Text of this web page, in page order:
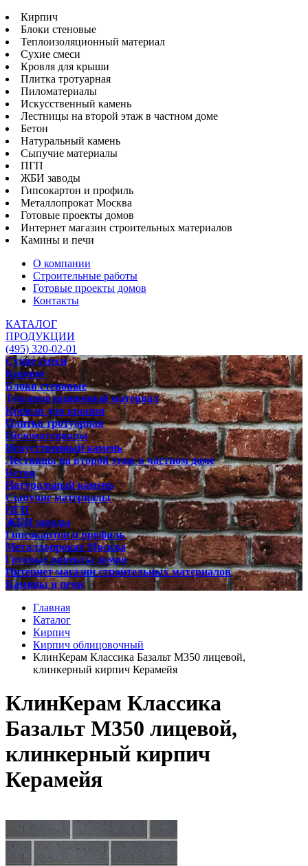
Кирпич
Блоки стеновые
Теплоизоляционный материал
Сухие смеси
Кровля для крыши
Плитка тротуарная
Пиломатериалы
Искусственный камень
Лестницы на второй этаж в частном доме
Бетон
Натуральный камень
Сыпучие материалы
ПГП
ЖБИ заводы
Гипсокартон и профиль
Металлопрокат Москва
Готовые проекты домов
Интернет магазин строительных материалов
Камины и печи
О компании
Строительные работы
Готовые проекты домов
Контакты
КАТАЛОГ
ПРОДУКЦИИ
(495) 320-02-01
Сухие смеси
Кирпич
Блоки стеновые
Теплоизоляционный материал
Кровля для крыши
Плитка тротуарная
Пиломатериалы
Искусственный камень
Лестницы на второй этаж в частном доме
Бетон
Натуральный камень
Сыпучие материалы
ПГП
ЖБИ заводы
Гипсокартон и профиль
Металлопрокат Москва
Готовые проекты домов
Интернет магазин строительных материалов
Камины и печи
Главная
Каталог
Кирпич
Кирпич облицовочный
КлинКерам Классика Базальт М350 лицевой,
клинкерный кирпич Керамейя
КлинКерам Классика
Базальт М350 лицевой,
клинкерный кирпич
Керамейя